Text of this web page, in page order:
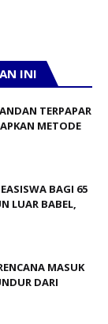
INI
TERPAPAR
METODE
BAGI 65
LUAR BABEL,
MASUK
DARI